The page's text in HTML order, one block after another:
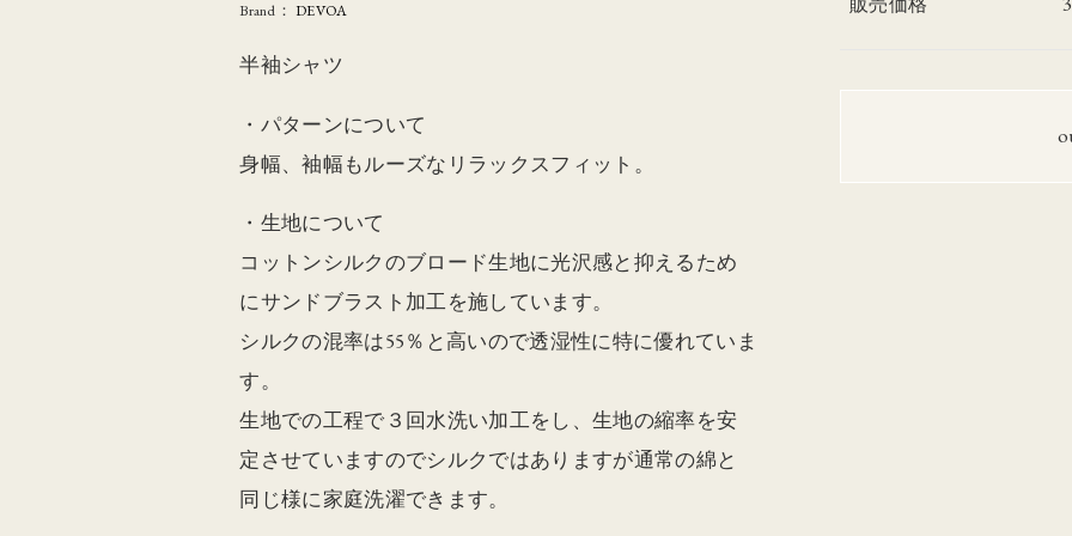
Brand：DEVOA
半袖シャツ
・パターンについて
身幅、袖幅もルーズなリラックスフィット。
・生地について
コットンシルクのブロード生地に光沢感と抑えるため
にサンドブラスト加工を施しています。
シルクの混率は55％と高いので透湿性に特に優れていま
す。
生地での工程で３回水洗い加工をし、生地の縮率を安
定させていますのでシルクではありますが通常の綿と
同じ様に家庭洗濯できます。